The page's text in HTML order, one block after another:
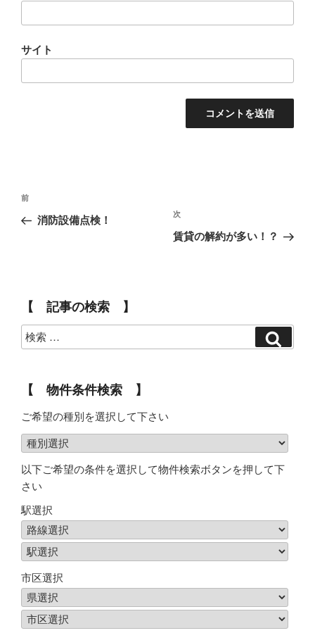
サイト
投
ナ
シ
ョ
ン
前
消防設備点検！
次
賃貸の解約が多い！？
【 記事の検索 】
【 物件条件検索 】
ご希望の種別を選択して下さい
以下ご希望の条件を選択して物件検索ボタンを押して下
さい
駅選択
市区選択